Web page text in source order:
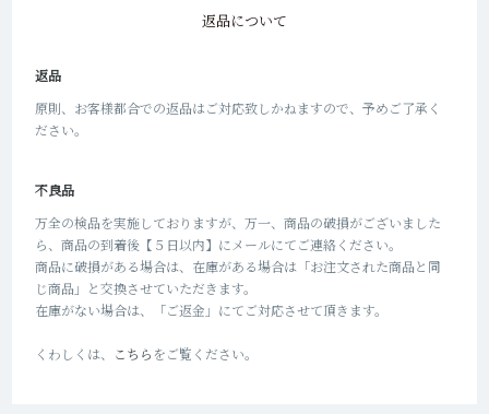
返品について
返品
原則、お客様都合での返品はご対応致しかねますので、予めご了承く
ださい。
不良品
万全の検品を実施しておりますが、万一、商品の破損がございました
ら、商品の到着後【５日以内】にメールにてご連絡ください。
商品に破損がある場合は、在庫がある場合は「お注文された商品と同
じ商品」と交換させていただきます。
在庫がない場合は、「ご返金」にてご対応させて頂きます。
くわしくは、 こちらをご覧ください。